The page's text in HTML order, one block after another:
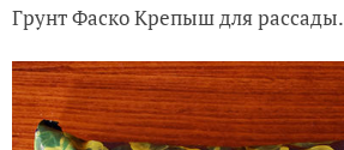
Грунт Фаско Крепыш для рассады.